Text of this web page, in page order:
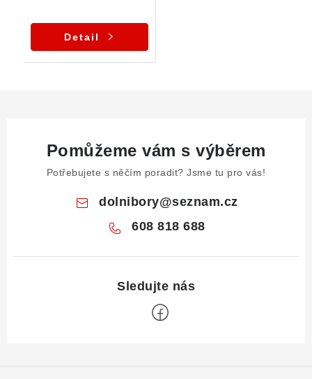
Detail
Pomůžeme vám s výběrem
Potřebujete s něčím poradit? Jsme tu pro vás!
dolnibory@seznam.cz
608 818 688